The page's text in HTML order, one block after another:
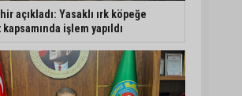
açıkladı: Yasaklı ırk köpeğe
işlem yapıldı